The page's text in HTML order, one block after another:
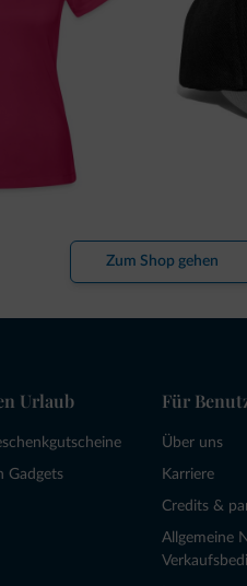
Zum Shop gehen
Urlaub
Gadgets
Für
Über uns
Karriere
Credits &
Allgemeine